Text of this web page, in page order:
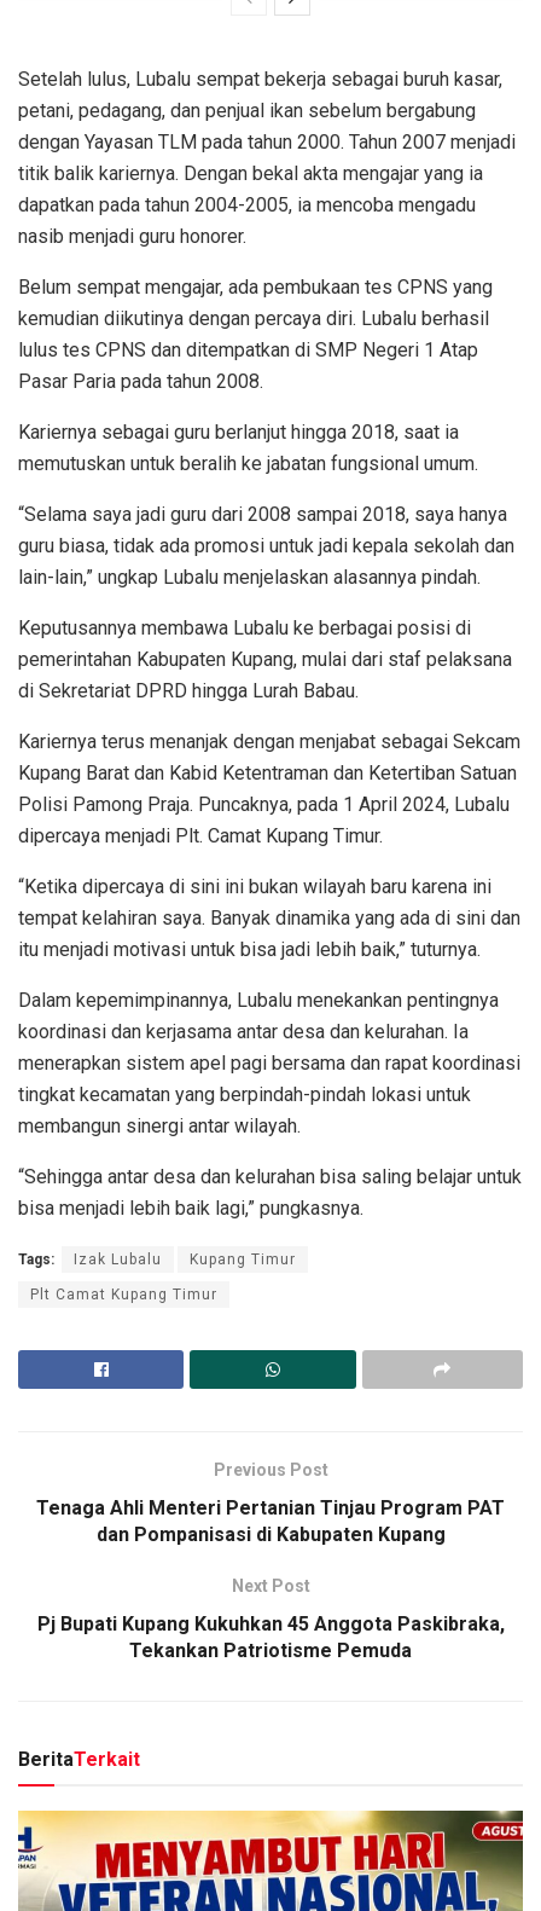
Setelah lulus, Lubalu sempat bekerja sebagai buruh kasar,
petani, pedagang, dan penjual ikan sebelum bergabung
dengan Yayasan TLM pada tahun 2000. Tahun 2007 menjadi
titik balik kariernya. Dengan bekal akta mengajar yang ia
dapatkan pada tahun 2004-2005, ia mencoba mengadu
nasib menjadi guru honorer.
Belum sempat mengajar, ada pembukaan tes CPNS yang
kemudian diikutinya dengan percaya diri. Lubalu berhasil
lulus tes CPNS dan ditempatkan di SMP Negeri 1 Atap
Pasar Paria pada tahun 2008.
Kariernya sebagai guru berlanjut hingga 2018, saat ia
memutuskan untuk beralih ke jabatan fungsional umum.
“Selama saya jadi guru dari 2008 sampai 2018, saya hanya
guru biasa, tidak ada promosi untuk jadi kepala sekolah dan
lain-lain,” ungkap Lubalu menjelaskan alasannya pindah.
Keputusannya membawa Lubalu ke berbagai posisi di
pemerintahan Kabupaten Kupang, mulai dari staf pelaksana
di Sekretariat DPRD hingga Lurah Babau.
Kariernya terus menanjak dengan menjabat sebagai Sekcam
Kupang Barat dan Kabid Ketentraman dan Ketertiban Satuan
Polisi Pamong Praja. Puncaknya, pada 1 April 2024, Lubalu
dipercaya menjadi Plt. Camat Kupang Timur.
“Ketika dipercaya di sini ini bukan wilayah baru karena ini
tempat kelahiran saya. Banyak dinamika yang ada di sini dan
itu menjadi motivasi untuk bisa jadi lebih baik,” tuturnya.
Dalam kepemimpinannya, Lubalu menekankan pentingnya
koordinasi dan kerjasama antar desa dan kelurahan. Ia
menerapkan sistem apel pagi bersama dan rapat koordinasi
tingkat kecamatan yang berpindah-pindah lokasi untuk
membangun sinergi antar wilayah.
“Sehingga antar desa dan kelurahan bisa saling belajar untuk
bisa menjadi lebih baik lagi,” pungkasnya.
Tags: Izak Lubalu Kupang Timur
Plt Camat Kupang Timur
Previous Post
Tenaga Ahli Menteri Pertanian Tinjau Program PAT
dan Pompanisasi di Kabupaten Kupang
Next Post
Pj Bupati Kupang Kukuhkan 45 Anggota Paskibraka,
Tekankan Patriotisme Pemuda
BeritaTerkait